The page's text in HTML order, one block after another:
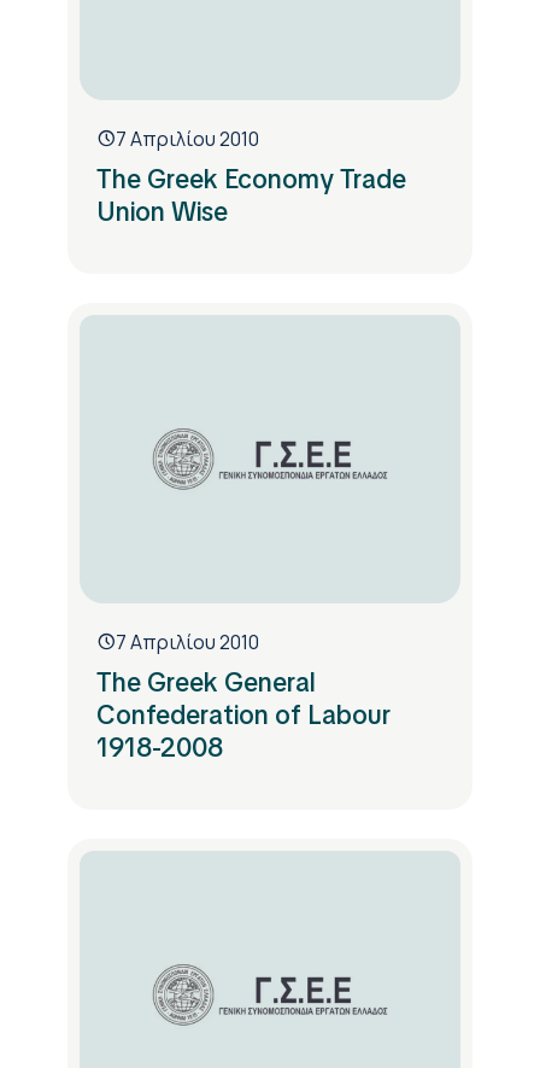
7 Απριλίου 2010
The Greek Economy Trade
Union Wise
7 Απριλίου 2010
The Greek General
Confederation of Labour
1918-2008